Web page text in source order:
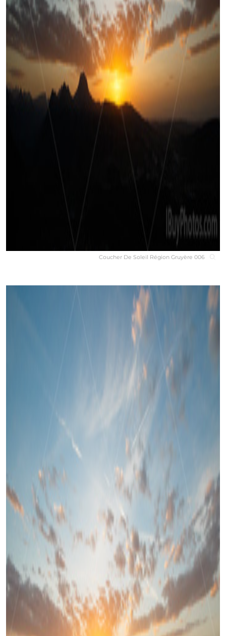
Coucher De Soleil Région Gruyère 006